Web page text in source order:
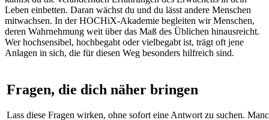
Leben einbetten. Daran wächst du und du lässt andere Menschen
mitwachsen. In der HOCHiX-Akademie begleiten wir Menschen,
deren Wahrnehmung weit über das Maß des Üblichen hinausreicht.
Wer hochsensibel, hochbegabt oder vielbegabt ist, trägt oft jene
Anlagen in sich, die für diesen Weg besonders hilfreich sind.
Fragen, die dich näher bringen
Lass diese Fragen wirken, ohne sofort eine Antwort zu suchen.